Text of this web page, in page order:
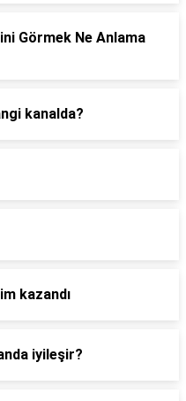
Görmek Ne Anlama
kanalda?
kazandı
iyileşir?